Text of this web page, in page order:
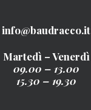
info@baudracco.it
Martedì – Venerdì
09.00 – 13.00
15.30 – 19.30